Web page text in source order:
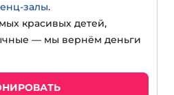
залы.
красивых детей,
— мы вернём деньги